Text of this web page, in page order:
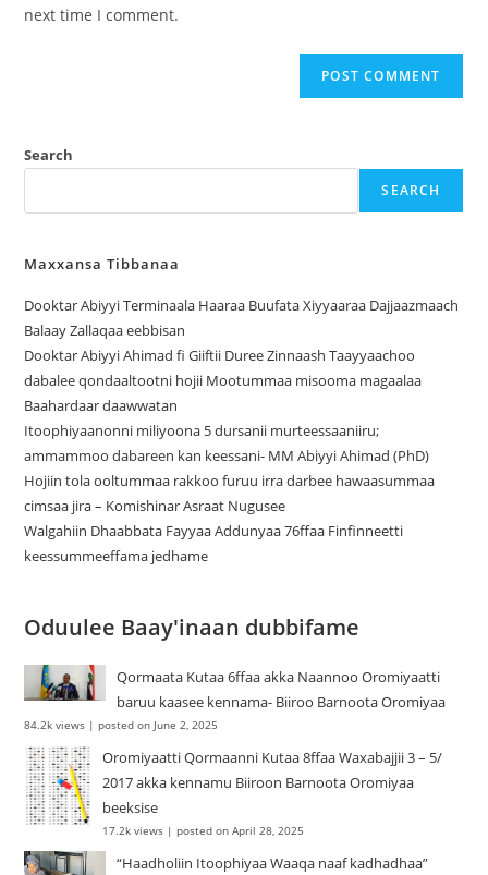
next time I comment.
Search
SEARCH
Maxxansa Tibbanaa
Dooktar Abiyyi Terminaala Haaraa Buufata Xiyyaaraa Dajjaazmaach
Balaay Zallaqaa eebbisan
Dooktar Abiyyi Ahimad fi Giiftii Duree Zinnaash Taayyaachoo
dabalee qondaaltootni hojii Mootummaa misooma magaalaa
Baahardaar daawwatan
Itoophiyaanonni miliyoona 5 dursanii murteessaaniiru;
ammammoo dabareen kan keessani- MM Abiyyi Ahimad (PhD)
Hojiin tola ooltummaa rakkoo furuu irra darbee hawaasummaa
cimsaa jira – Komishinar Asraat Nugusee
Walgahiin Dhaabbata Fayyaa Addunyaa 76ffaa Finfinneetti
keessummeeffama jedhame
Oduulee Baay'inaan dubbifame
Qormaata Kutaa 6ffaa akka Naannoo Oromiyaatti
baruu kaasee kennama- Biiroo Barnoota Oromiyaa
84.2k views |posted on June 2, 2025
Oromiyaatti Qormaanni Kutaa 8ffaa Waxabajjii 3 – 5/
2017 akka kennamu Biiroon Barnoota Oromiyaa
beeksise
17.2k views |posted on April 28, 2025
“Haadholiin Itoophiyaa Waaqa naaf kadhadhaa”